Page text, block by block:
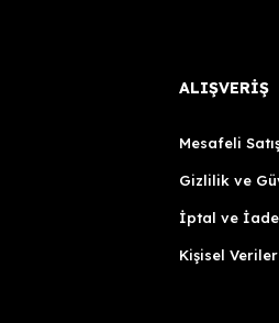
ALIŞVERİŞ
Mesafeli
Gizlilik ve
İptal ve İade
Kişisel